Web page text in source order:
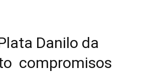
Danilo da
compromisos